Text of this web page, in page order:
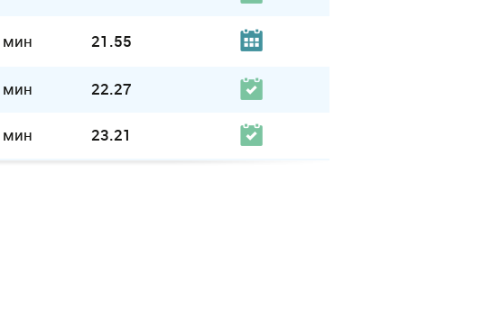
мин 21.55
мин 22.27
мин 23.21